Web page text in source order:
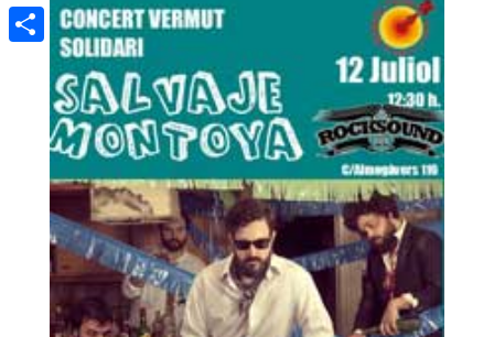
WhatsApp
Comparteix FORMACIÓ
CASES DE COLÒNIES
ACCIÓ SOCIAL I JOVES
ESPLAIS